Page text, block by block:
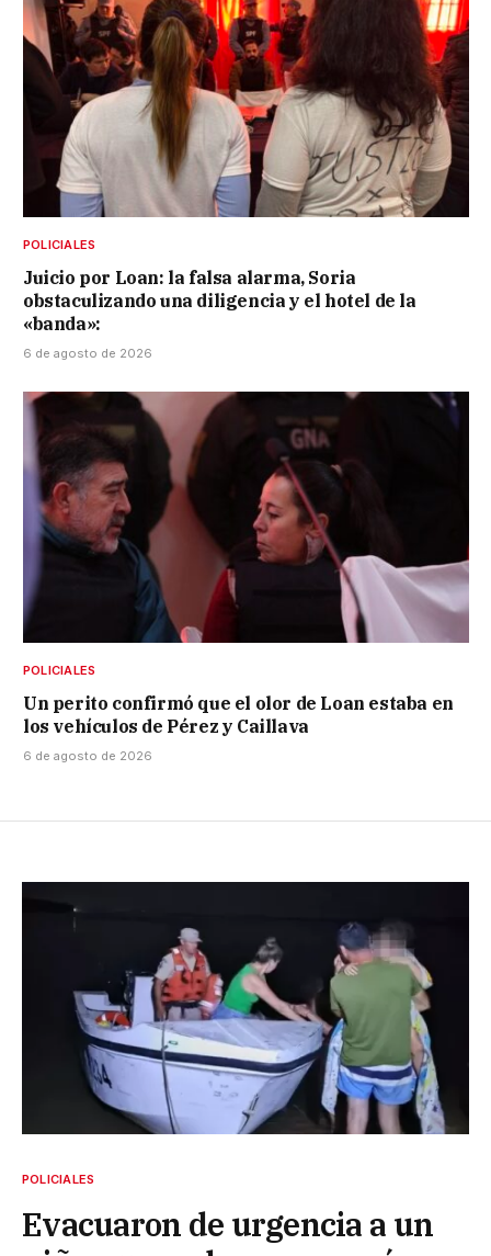
POLICIALES
Juicio por Loan: la falsa alarma, Soria
obstaculizando una diligencia y el hotel de la
«banda»:
6 de agosto de 2026
POLICIALES
Un perito confirmó que el olor de Loan estaba en
los vehículos de Pérez y Caillava
6 de agosto de 2026
POLICIALES
Evacuaron de urgencia a un